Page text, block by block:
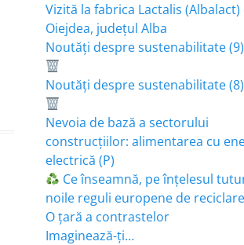
Vizită la fabrica Lactalis (Albalact)
Oiejdea, județul Alba
Noutăți despre sustenabilitate (9)
Noutăți despre sustenabilitate (8)
Nevoia de bază a sectorului
construcțiilor: alimentarea cu
electrică (P)
Ce înseamnă, pe înțelesul
noile reguli europene de reciclare
O țară a contrastelor
Imaginează-ți…